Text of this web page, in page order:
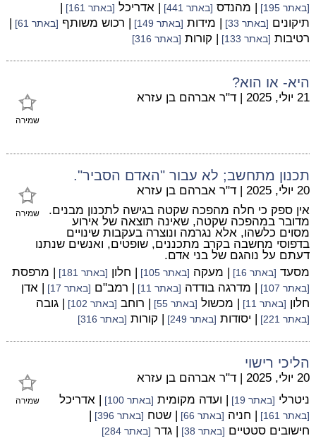
[באתר 195] | מהנדס [באתר 441] | אדריכל [באתר 161]
|
תיקונים [באתר 33] | מידות [באתר 149] | רכוש משותף [באתר 61]
|
רטיבות [באתר 133] | קורות [באתר 316]
היא- או הוא?
שמירה
21 יולי, 2025 | ד"ר אברהם בן עזרא
תכנון מתחשב; לא עבור "האדם הסביר".
שמירה
20 יולי, 2025 | ד"ר אברהם בן עזרא
אין ספק כי חלה מהפכה שקטה בגישה לתכנון מבנים.
מדובר במהפכה שקטה, שאינה תוצאה של אירוע
מסוים כלשהו, אלא נגרמה ונוצרה בעקבות שינויים
בדפוסי מחשבה בקרב מתכננים, שופטים, ואנשים שנתנו
דעתם על נוהגם של בני אדם.
מסעד [באתר 16] | מעקה [באתר 105] | חלון [באתר 181] | מרפסת
[באתר 107] | מדרגה בודדה [באתר 11] | רמב"ם [באתר 17]
| אדן
חלון [באתר 11] | מכשול [באתר 55] | רוחב [באתר 102] | גובה
[באתר 221] | יסודות [באתר 249] | קורות [באתר 316]
הליכי רישוי
שמירה
20 יולי, 2025 | ד"ר אברהם בן עזרא
ניטרלי [באתר 19] | ועדה מקומית [באתר 100] | אדריכל
[באתר 161] | חניה [באתר 66] | שטח [באתר 396]
|
חישובים סטטיים [באתר 38] | גדר [באתר 284]